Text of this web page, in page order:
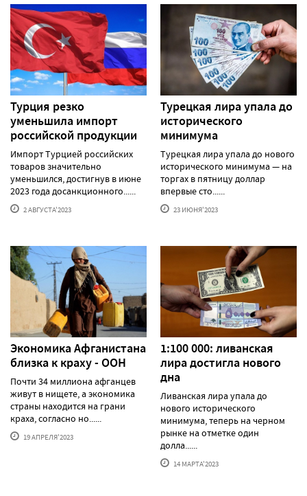
Турция резко
уменьшила импорт
российской продукции
Импорт Турцией российских
товаров значительно
уменьшился, достигнув в июне
2023 года досанкционного......
2 АВГУСТА'2023
Турецкая лира упала до
исторического
минимума
Турецкая лира упала до нового
исторического минимума — на
торгах в пятницу доллар
впервые сто......
23 ИЮНЯ'2023
Экономика Афганистана
близка к краху - ООН
Почти 34 миллиона афганцев
живут в нищете, а экономика
страны находится на грани
краха, согласно но......
19 АПРЕЛЯ'2023
1:100 000: ливанская
лира достигла нового
дна
Ливанская лира упала до
нового исторического
минимума, теперь на черном
рынке на отметке один
долла......
14 МАРТА'2023